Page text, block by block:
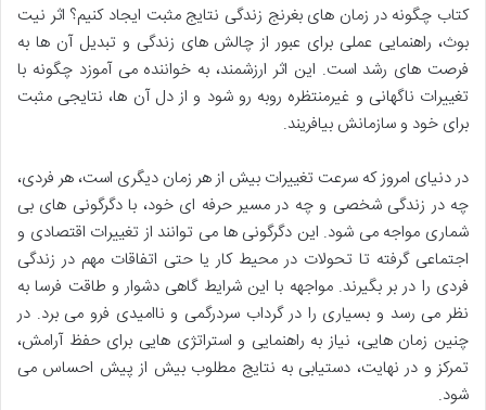
کتاب چگونه در زمان های بغرنج زندگی نتایج مثبت ایجاد کنیم؟ اثر نیت
بوث، راهنمایی عملی برای عبور از چالش های زندگی و تبدیل آن ها به
فرصت های رشد است. این اثر ارزشمند، به خواننده می آموزد چگونه با
تغییرات ناگهانی و غیرمنتظره روبه رو شود و از دل آن ها، نتایجی مثبت
برای خود و سازمانش بیافریند.
در دنیای امروز که سرعت تغییرات بیش از هر زمان دیگری است، هر فردی،
چه در زندگی شخصی و چه در مسیر حرفه ای خود، با دگرگونی های بی
شماری مواجه می شود. این دگرگونی ها می توانند از تغییرات اقتصادی و
اجتماعی گرفته تا تحولات در محیط کار یا حتی اتفاقات مهم در زندگی
فردی را در بر بگیرند. مواجهه با این شرایط گاهی دشوار و طاقت فرسا به
نظر می رسد و بسیاری را در گرداب سردرگمی و ناامیدی فرو می برد. در
چنین زمان هایی، نیاز به راهنمایی و استراتژی هایی برای حفظ آرامش،
تمرکز و در نهایت، دستیابی به نتایج مطلوب بیش از پیش احساس می
شود.